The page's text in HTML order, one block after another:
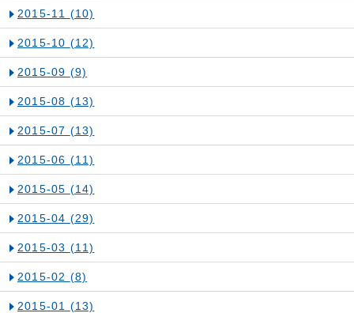
2015-11 (10)
2015-10 (12)
2015-09 (9)
2015-08 (13)
2015-07 (13)
2015-06 (11)
2015-05 (14)
2015-04 (29)
2015-03 (11)
2015-02 (8)
2015-01 (13)